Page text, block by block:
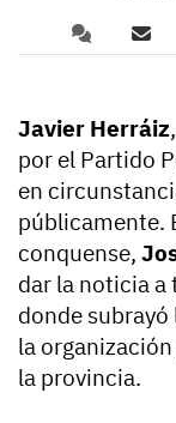
Javier Herráiz
por el Partido
en
públicamente.
conquense,
dar la noticia a
donde
la
la provincia.